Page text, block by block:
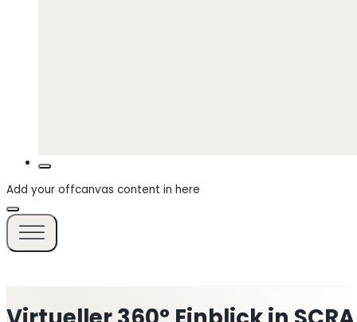
Add your offcanvas content in here